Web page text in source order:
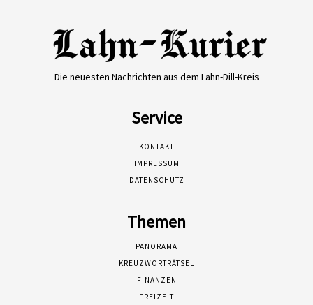
Die neuesten Nachrichten aus dem Lahn-Dill-Kreis
Service
KONTAKT
IMPRESSUM
DATENSCHUTZ
Themen
PANORAMA
KREUZWORTRÄTSEL
FINANZEN
FREIZEIT